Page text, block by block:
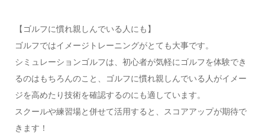
【ゴルフに慣れ親しんでいる人にも】
ゴルフではイメージトレーニングがとても大事です。
シミュレーションゴルフは、初心者が気軽にゴルフを体験でき
るのはもちろんのこと、ゴルフに慣れ親しんでいる人がイメー
ジを高めたり技術を確認するのにも適しています。
スクールや練習場と併せて活用すると、スコアアップが期待で
きます！